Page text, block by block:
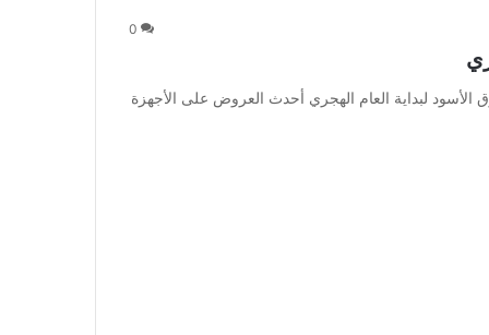
0
لبداية العام الهجري أحدث العروض على الأجهزة